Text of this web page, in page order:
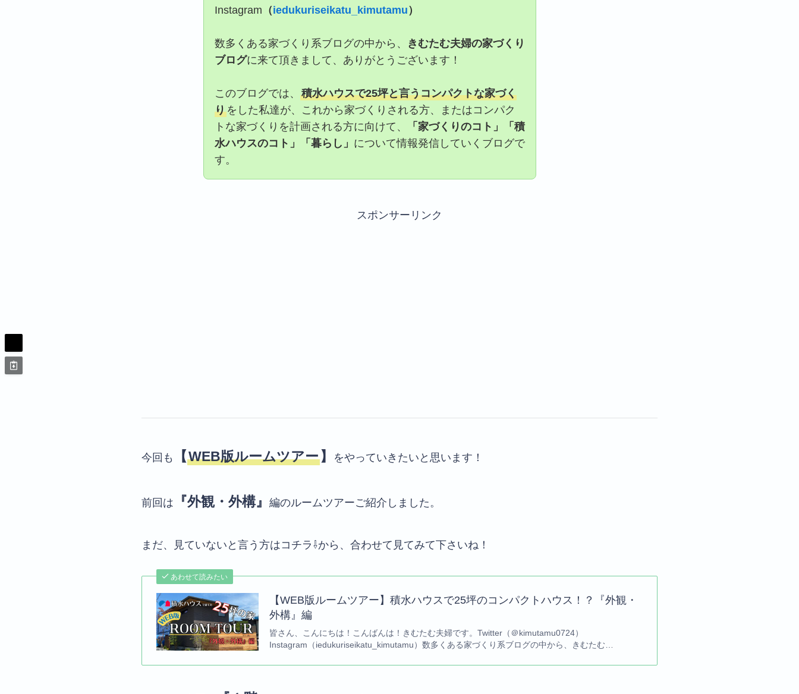
Instagram （iedukuriseikatu_kimutamu）
数多くある家づくり系ブログの中から、 きむたむ夫婦の家づくり
ブログに来て頂きまして、ありがとうございます！
このブログでは、 積水ハウスで25坪と言うコンパクトな家づく
り をした私達が、これから家づくりされる方、またはコンパク
トな家づくりを計画される方に向けて、
「家づくりのコト」「積
水ハウスのコト」「暮らし」 について情報発信していくブログで
す。
スポンサーリンク
今回も 【 WEB版ルームツアー 】 をやっていきたいと思います！
前回は 『外観・外構』 編のルームツアーご紹介しました。
まだ、見ていないと言う方はコチラ⇩から、合わせて見てみて下さいね！
あわせて読みたい
【WEB版ルームツアー】積水ハウスで25坪のコンパクトハウス！？『外観・
外構』編
皆さん、こんにちは！こんばんは！きむたむ夫婦です。Twitter（＠kimutamu0724）
Instagram（iedukuriseikatu_kimutamu）数多くある家づくり系ブログの中から、きむたむ…